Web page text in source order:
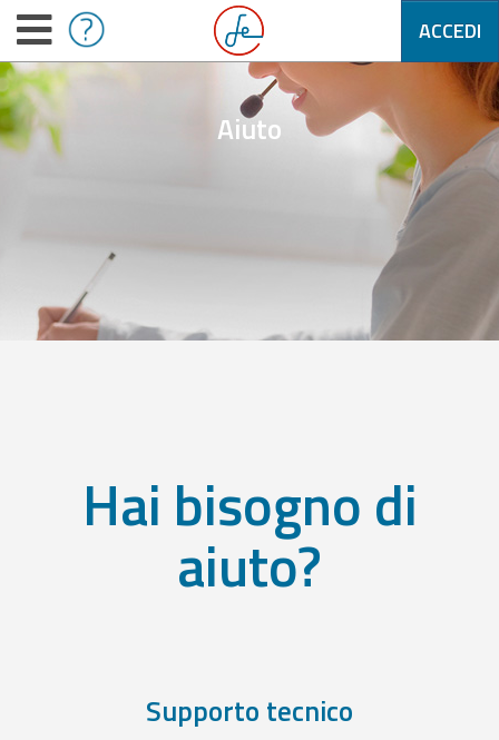
ACCEDI
Aiuto
Hai bisogno di
aiuto?
Supporto tecnico